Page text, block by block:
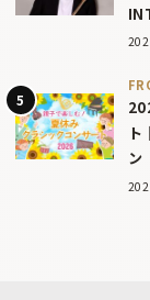
ン